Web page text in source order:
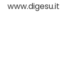
www.digesu.it